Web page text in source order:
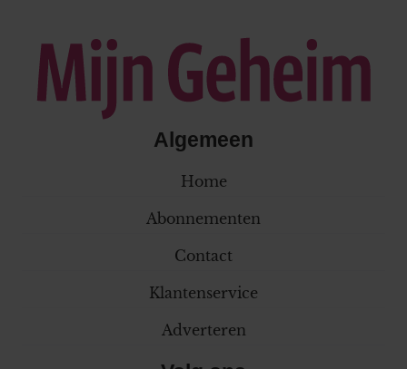
Algemeen
Home
Abonnementen
Contact
Klantenservice
Adverteren